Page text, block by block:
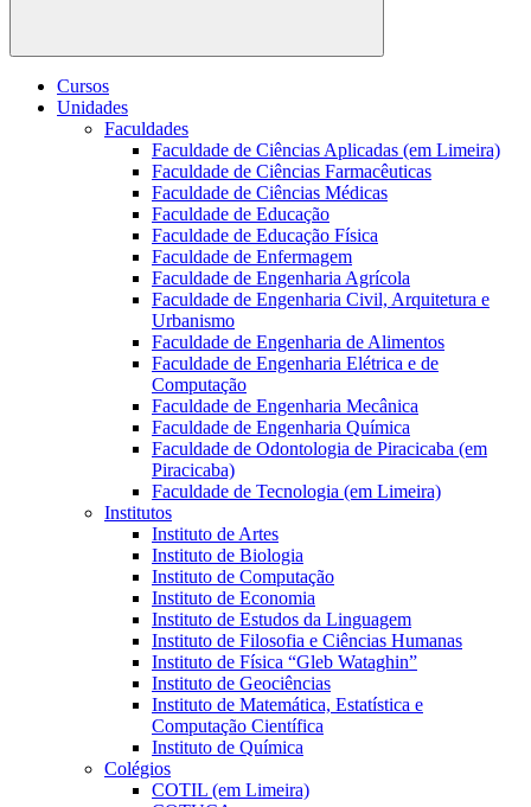
Buscar
Cursos
Unidades
Faculdades
Faculdade de Ciências Aplicadas (em Limeira)
Faculdade de Ciências Farmacêuticas
Faculdade de Ciências Médicas
Faculdade de Educação
Faculdade de Educação Física
Faculdade de Enfermagem
Faculdade de Engenharia Agrícola
Faculdade de Engenharia Civil, Arquitetura e
Urbanismo
Faculdade de Engenharia de Alimentos
Faculdade de Engenharia Elétrica e de
Computação
Faculdade de Engenharia Mecânica
Faculdade de Engenharia Química
Faculdade de Odontologia de Piracicaba (em
Piracicaba)
Faculdade de Tecnologia (em Limeira)
Institutos
Instituto de Artes
Instituto de Biologia
Instituto de Computação
Instituto de Economia
Instituto de Estudos da Linguagem
Instituto de Filosofia e Ciências Humanas
Instituto de Física “Gleb Wataghin”
Instituto de Geociências
Instituto de Matemática, Estatística e
Computação Científica
Instituto de Química
Colégios
COTIL (em Limeira)